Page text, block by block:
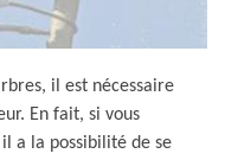
il est nécessaire
En fait, si vous
a la possibilité de se